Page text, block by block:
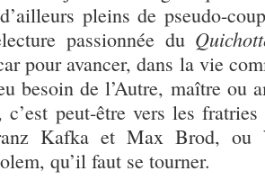
pleins de pseudo-
passionnée du
pour avancer, dans la vie
besoin de l’Autre, maître ou
c’est peut-être vers les
Kafka et Max Brod, ou
qu’il faut se tourner.